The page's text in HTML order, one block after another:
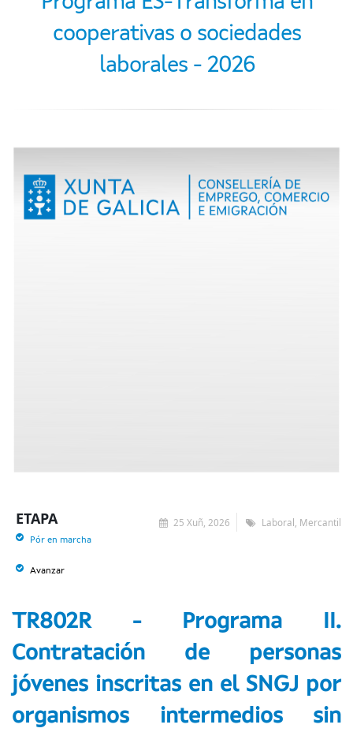
cooperativas o sociedades
laborales - 2026
25 Xuñ, 2026 Laboral, Mercantil
ETAPA
Pór en marcha
Avanzar
TR802R - Programa II.
Contratación de personas
jóvenes inscritas en el SNGJ por
organismos intermedios sin